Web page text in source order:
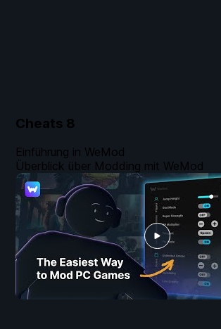
Cheats 8
Einführung in WeMod
Überblick über Modding mit WeMod